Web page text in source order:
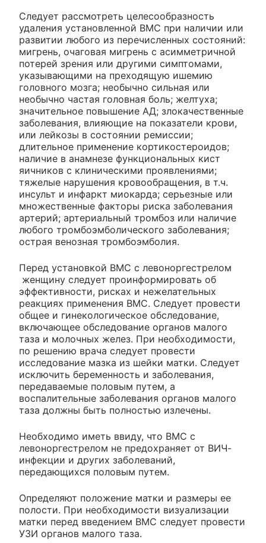
Следует рассмотреть целесообразность
удаления установленной ВМС при наличии или
развитии любого из перечисленных состояний:
мигрень, очаговая мигрень с асимметричной
потерей зрения или другими симптомами,
указывающими на преходящую ишемию
головного мозга; необычно сильная или
необычно частая головная боль; желтуха;
значительное повышение АД; злокачественные
заболевания, влияющие на показатели крови,
или лейкозы в состоянии ремиссии;
длительное применение кортикостероидов;
наличие в анамнезе функциональных кист
яичников с клиническими проявлениями;
тяжелые нарушения кровообращения, в т.ч.
инсульт и инфаркт миокарда; серьезные или
множественные факторы риска заболевания
артерий; артериальный тромбоз или наличие
любого тромбоэмболического заболевания;
острая венозная тромбоэмболия.
Перед установкой ВМС с левоноргестрелом
женщину следует проинформировать об
эффективности, рисках и нежелательных
реакциях применения ВМС. Следует провести
общее и гинекологическое обследование,
включающее обследование органов малого
таза и молочных желез. При необходимости,
по решению врача следует провести
исследование мазка из шейки матки. Следует
исключить беременность и заболевания,
передаваемые половым путем, а
воспалительные заболевания органов малого
таза должны быть полностью излечены.
Необходимо иметь ввиду, что ВМС с
левоноргестрелом не предохраняет от ВИЧ-
инфекции и других заболеваний,
передающихся половым путем.
Определяют положение матки и размеры ее
полости. При необходимости визуализации
матки перед введением ВМС следует провести
УЗИ органов малого таза.